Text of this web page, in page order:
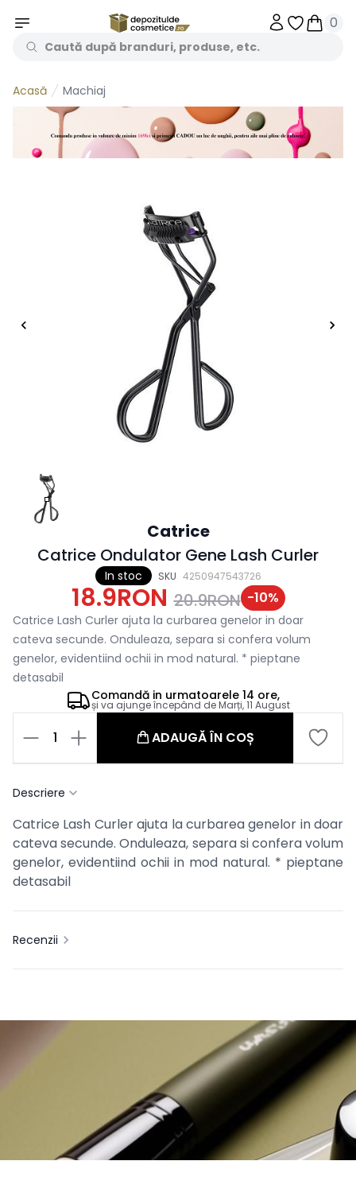
Obiecte
0
Acasă Machiaj
In stoc SKU 4250947543726
Catrice
Catrice Ondulator Gene Lash Curler
18.9RON 20.9RON -10%
Catrice Lash Curler ajuta la curbarea genelor in doar
cateva secunde. Onduleaza, separa si confera volum
genelor, evidentiind ochii in mod natural. * pieptane
detasabil
Comandă in urmatoarele 14 ore,
și va ajunge începând deMarți, 11 August
1 ADAUGĂ ÎN COȘ
Descriere
Catrice Lash Curler ajuta la curbarea genelor in doar
cateva secunde. Onduleaza, separa si confera volum
genelor, evidentiind ochii in mod natural. * pieptane
detasabil
Recenzii